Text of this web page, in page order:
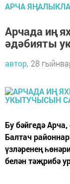
АРЧА
Арчада иң
әдәбияты
автор, 28
Бу бәйгедә
Балтач
үзләренең
белән тәҗрибә